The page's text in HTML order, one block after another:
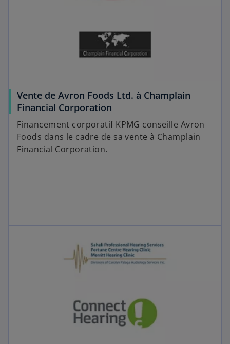
Vente de Avron Foods Ltd. à Champlain
Financial Corporation
Financement corporatif KPMG conseille Avron
Foods dans le cadre de sa vente à Champlain
Financial Corporation.